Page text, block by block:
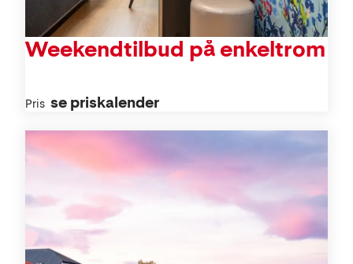
Weekendtilbud på enkeltrom
Pris se priskalender
Aktiviteter